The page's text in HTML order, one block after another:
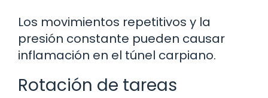
Los movimientos repetitivos y la
presión constante pueden causar
inflamación en el túnel carpiano.
Rotación de tareas